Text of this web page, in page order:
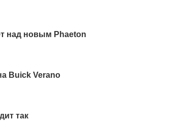
над новым Phaeton
Buick Verano
так